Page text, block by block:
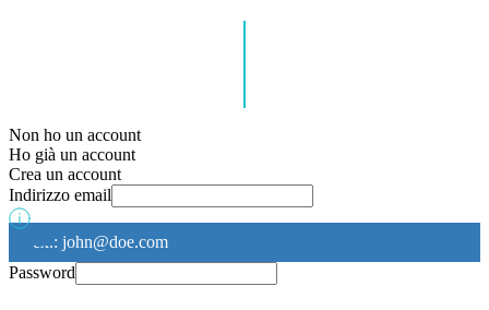
Non ho un account
Ho già un account
Crea un account
Indirizzo email
ex.: john@doe.com
Password